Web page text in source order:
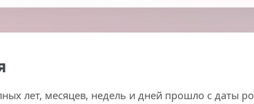
лет, месяцев, недель и дней прошло с даты